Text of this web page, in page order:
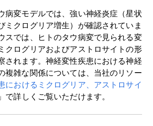
病変モデルでは、強い神経炎症（星状
ミクログリア増生）が確認されていま
スでは、ヒトのタウ病変で見られる変
クログリアおよびアストロサイトの形
されます。神経変性疾患における神経
複雑な関係については、当社のリソー
におけるミクログリア、アストロサイ
で詳しくご覧いただけます。